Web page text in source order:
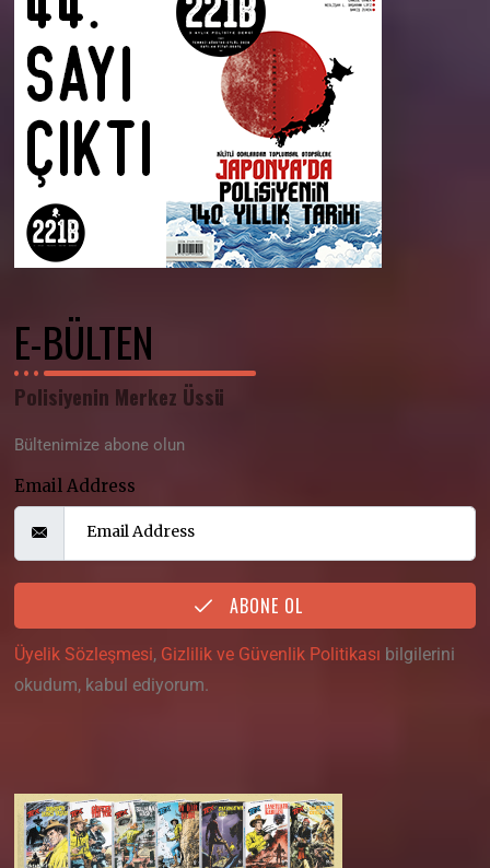
E-BÜLTEN
Polisiyenin Merkez Üssü
Bültenimize abone olun
Email Address
ABONE OL
Üyelik Sözleşmesi, Gizlilik ve Güvenlik Politikası bilgilerini
okudum, kabul ediyorum.